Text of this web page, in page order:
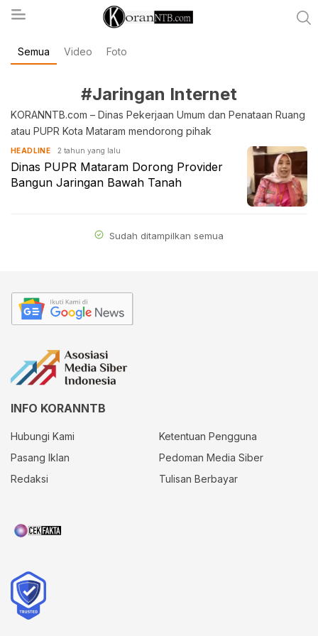
koranntb.com
Semua Video Foto
#Jaringan Internet
KORANNTB.com – Dinas Pekerjaan Umum dan Penataan Ruang
atau PUPR Kota Mataram mendorong pihak
HEADLINE 2 tahun yang lalu
Dinas PUPR Mataram Dorong Provider
Bangun Jaringan Bawah Tanah
Sudah ditampilkan semua
INFO KORANNTB
Hubungi Kami
Ketentuan Pengguna
Pasang Iklan
Pedoman Media Siber
Redaksi
Tulisan Berbayar